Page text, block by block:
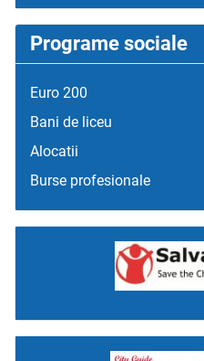
Programe sociale
Euro 200
Bani de liceu
Alocatii
Burse profesionale